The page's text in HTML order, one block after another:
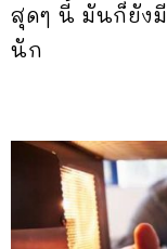
สุดๆ นี้ มันก็ยัง
นัก